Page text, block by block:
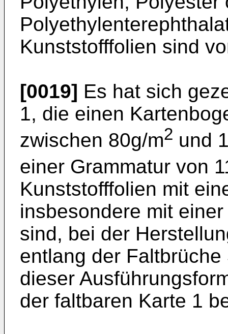
Kunststofffolien sind
[0019] Es hat sich
1, die einen
zwischen 80g/m2 und
einer Grammatur von
Kunststofffolien mit
insbesondere mit
sind, bei der
entlang der
dieser
der faltbaren Karte 1